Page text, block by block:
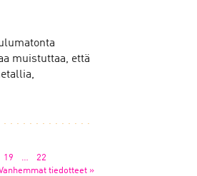
muistuttaa, että
19 …
22
tiedotteet »